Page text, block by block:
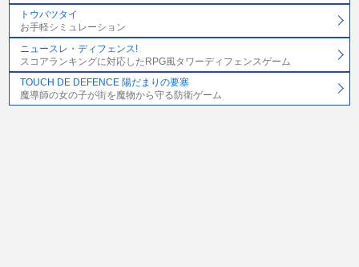
トウバツタイ
お手軽シミュレーション
ニュースレ・ディフェンス!
スコアランキングに対応したRPG風タワーディフェンスゲーム
TOUCH DE DEFENCE 陽だまりの要塞
魔導師の女の子が街を魔物から守る防衛ゲーム